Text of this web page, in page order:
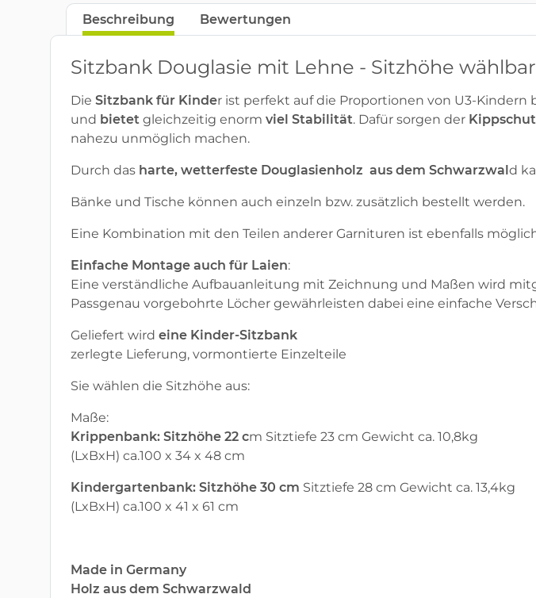
Beschreibung Bewertungen
Sitzbank Douglasie mit Lehne - Sitzhöhe wählbar
Die Sitzbank für Kinder ist perfekt auf die Proportionen von U3-
und bietet gleichzeitig enorm viel Stabilität. Dafür sorgen der K
nahezu unmöglich machen.
Durch das harte, wetterfeste Douglasienholz aus dem Schwarzwal d
Bänke und Tische können auch einzeln bzw. zusätzlich bestellt werden.
Eine Kombination mit den Teilen anderer Garnituren ist ebenfalls
Einfache Montage auch für Laien:
Eine verständliche Aufbauanleitung mit Zeichnung und Maßen wird
Passgenau vorgebohrte Löcher gewährleisten dabei eine einfache
Geliefert wird eine Kinder-Sitzbank
zerlegte Lieferung, vormontierte Einzelteile
Sie wählen die Sitzhöhe aus:
Maße:
Krippenbank: Sitzhöhe 22 cm Sitztiefe 23 cm Gewicht ca. 10,8kg
(LxBxH) ca.100 x 34 x 48 cm
Kindergartenbank: Sitzhöhe 30 cm Sitztiefe 28 cm Gewicht ca. 13,4kg
(LxBxH) ca.100 x 41 x 61 cm
Made in Germany
Holz aus dem Schwarzwald